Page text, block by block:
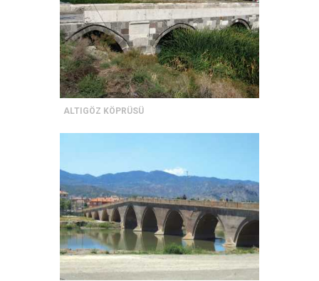
ALTIGÖZ KÖPRÜSÜ